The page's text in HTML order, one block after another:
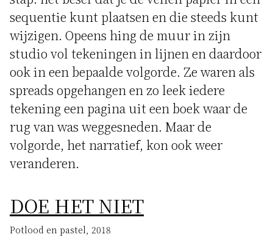
sequentie kunt plaatsen en die steeds kunt
wijzigen. Opeens hing de muur in zijn
studio vol tekeningen in lijnen en daardoor
ook in een bepaalde volgorde. Ze waren als
spreads opgehangen en zo leek iedere
tekening een pagina uit een boek waar de
rug van was weggesneden. Maar de
volgorde, het narratief, kon ook weer
veranderen.
DOE HET NIET
Potlood en pastel, 2018